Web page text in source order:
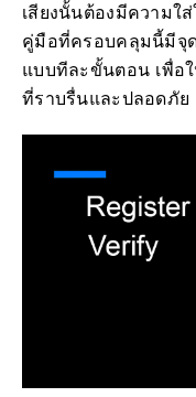
เสียงนั้นต้องมีความใ
คู่มือที่ครอบคลุมนี้มีจุ
แบบทีละขั้นตอน เพื่อ
ที่ราบรื่นและปลอดภัย